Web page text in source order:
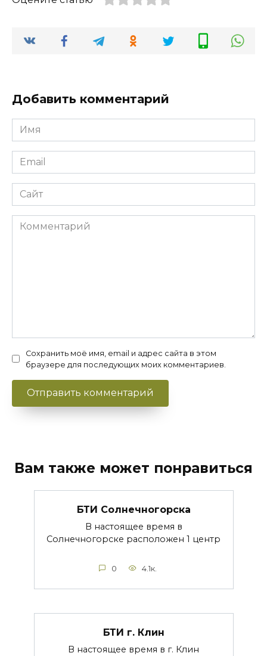
Добавить комментарий
Имя
*
Email
*
Сайт
Комментарий
Сохранить моё имя, email и адрес сайта в этом
браузере для последующих моих комментариев.
Вам также может понравиться
БТИ Солнечногорска
В настоящее время в
Солнечногорске расположен 1 центр
0 4.1к.
БТИ г. Клин
В настоящее время в г. Клин